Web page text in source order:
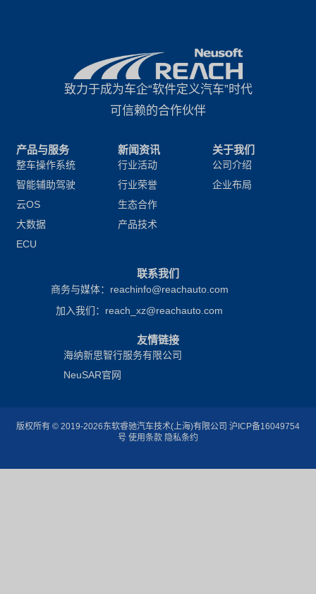
致力于成为车企“软件定义汽车”时代
可信赖的合作伙伴
产品与服务
整车操作系统
智能辅助驾驶
云OS
大数据
ECU
新闻资讯
行业活动
行业荣誉
生态合作
产品技术
关于我们
公司介绍
企业布局
联系我们
商务与媒体：reachinfo@reachauto.com
加入我们：reach_xz@reachauto.com
友情链接
海纳新思智行服务有限公司
NeuSAR官网
版权所有 © 2019-2026东软睿驰汽车技术(上海)有限公司 沪ICP备16049754
号 使用条款 隐私条约